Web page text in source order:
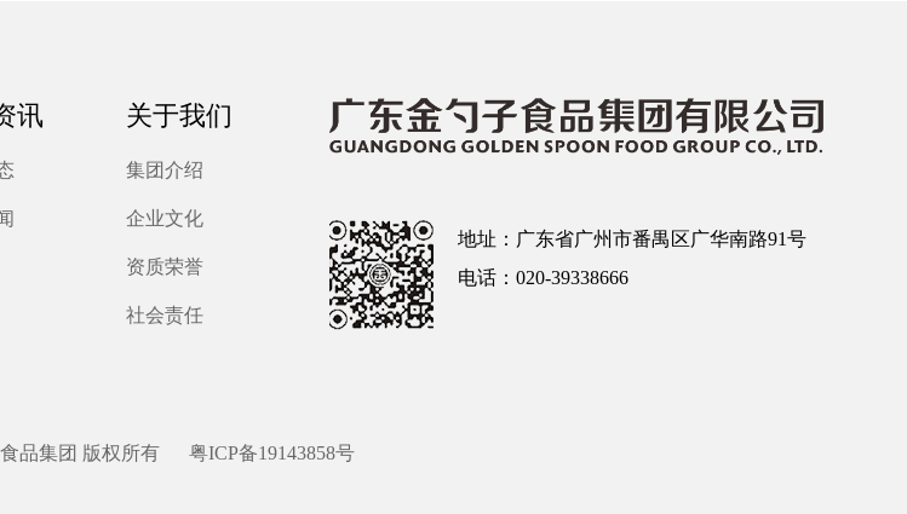
讯 关于我们
集团介绍
企业文化
资质荣誉
社会责任
地址：广东省广州市番禺区广华南路91号
电话：020-39338666
食品集团 版权所有 粤ICP备19143858号